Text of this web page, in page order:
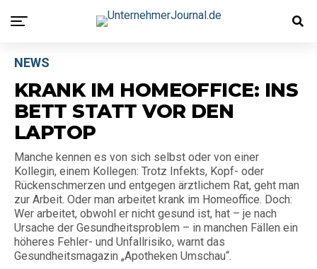
NEWS
KRANK IM HOMEOFFICE: INS
BETT STATT VOR DEN
LAPTOP
Manche kennen es von sich selbst oder von einer
Kollegin, einem Kollegen: Trotz Infekts, Kopf- oder
Rückenschmerzen und entgegen ärztlichem Rat, geht man
zur Arbeit. Oder man arbeitet krank im Homeoffice. Doch:
Wer arbeitet, obwohl er nicht gesund ist, hat – je nach
Ursache der Gesundheitsproblem – in manchen Fällen ein
höheres Fehler- und Unfallrisiko, warnt das
Gesundheitsmagazin „Apotheken Umschau“.